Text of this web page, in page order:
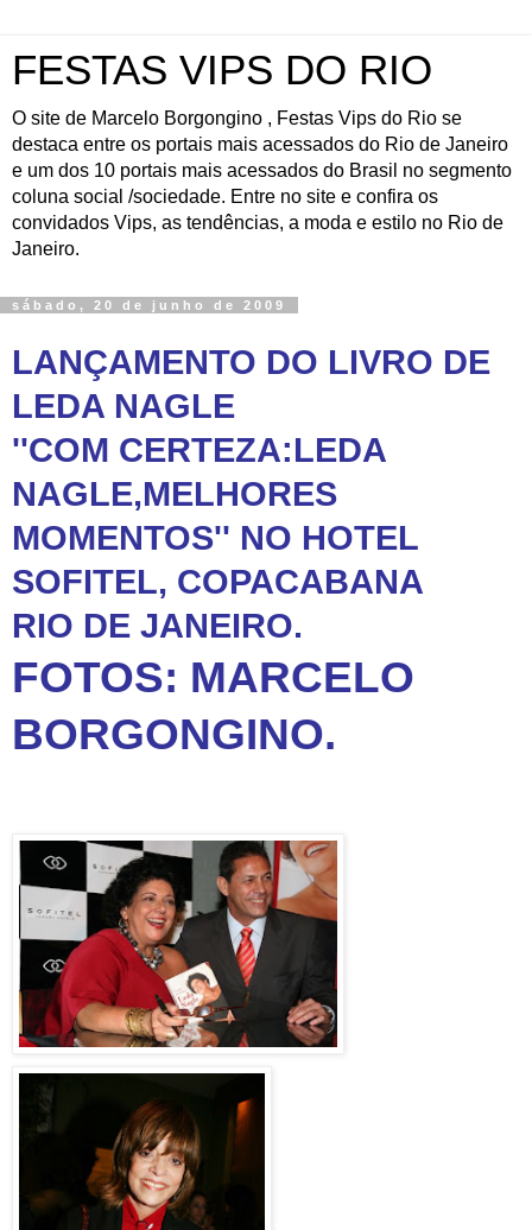
FESTAS VIPS DO RIO
O site de Marcelo Borgongino , Festas Vips do Rio se
destaca entre os portais mais acessados do Rio de Janeiro
e um dos 10 portais mais acessados do Brasil no segmento
coluna social /sociedade. Entre no site e confira os
convidados Vips, as tendências, a moda e estilo no Rio de
Janeiro.
sábado, 20 de junho de 2009
LANÇAMENTO DO LIVRO DE
LEDA NAGLE
''COM CERTEZA:LEDA
NAGLE,MELHORES
MOMENTOS'' NO HOTEL
SOFITEL, COPACABANA
RIO DE JANEIRO.
FOTOS: MARCELO
BORGONGINO.